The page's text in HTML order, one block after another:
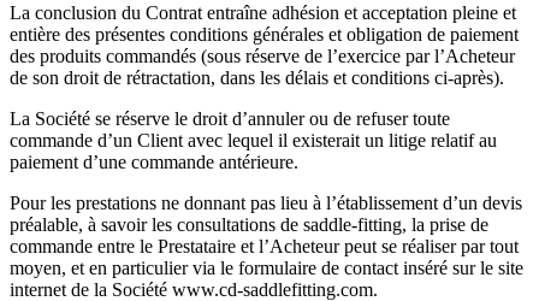
La conclusion du Contrat entraîne adhésion et acceptation pleine et
entière des présentes conditions générales et obligation de paiement
des produits commandés (sous réserve de l’exercice par l’Acheteur
de son droit de rétractation, dans les délais et conditions ci-après).
La Société se réserve le droit d’annuler ou de refuser toute
commande d’un Client avec lequel il existerait un litige relatif au
paiement d’une commande antérieure.
Pour les prestations ne donnant pas lieu à l’établissement d’un devis
préalable, à savoir les consultations de saddle-fitting, la prise de
commande entre le Prestataire et l’Acheteur peut se réaliser par tout
moyen, et en particulier via le formulaire de contact inséré sur le site
internet de la Société www.cd-saddlefitting.com.